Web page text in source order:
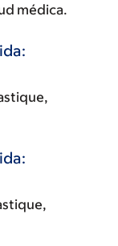
médica.